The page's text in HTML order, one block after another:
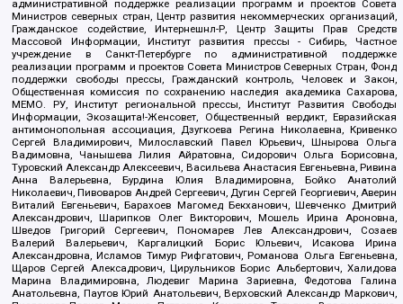
административной поддержке реализации программ и проектов Совета
Министров северных стран, Центр развития некоммерческих организаций,
Гражданское содействие, Интернешнл-Р, Центр Защиты Прав Средств
Массовой Информации, Институт развития прессы - Сибирь, Частное
учреждение в Санкт-Петербурге по административной поддержке
реализации программ и проектов Совета Министров Северных Стран, Фонд
поддержки свободы прессы, Гражданский контроль, Человек и Закон,
Общественная комиссия по сохранению наследия академика Сахарова,
МЕМО. РУ, Институт региональной прессы, Институт Развития Свободы
Информации, Экозащита!-Женсовет, Общественный вердикт, Евразийская
антимонопольная ассоциация, Дзугкоева Регина Николаевна, Кривенко
Сергей Владимирович, Милославский Павел Юрьевич, Шнырова Ольга
Вадимовна, Чанышева Лилия Айратовна, Сидорович Ольга Борисовна,
Туровский Александр Алексеевич, Васильева Анастасия Евгеньевна, Ривина
Анна Валерьевна, Бурдина Юлия Владимировна, Бойко Анатолий
Николаевич, Пивоваров Андрей Сергеевич, Дугин Сергей Георгиевич, Аверин
Виталий Евгеньевич, Барахоев Магомед Бекханович, Шевченко Дмитрий
Александрович, Шарипков Олег Викторович, Мошель Ирина Ароновна,
Шведов Григорий Сергеевич, Пономарев Лев Александрович, Созаев
Валерий Валерьевич, Каргалицкий Борис Юльевич, Исакова Ирина
Александровна, Исламов Тимур Рифгатович, Романова Ольга Евгеньевна,
Щаров Сергей Алексадрович, Цирульников Борис Альбертович, Халидова
Марина Владимировна, Людевиг Марина Зариевна, Федотова Галина
Анатольевна, Паутов Юрий Анатольевич, Верховский Александр Маркович,